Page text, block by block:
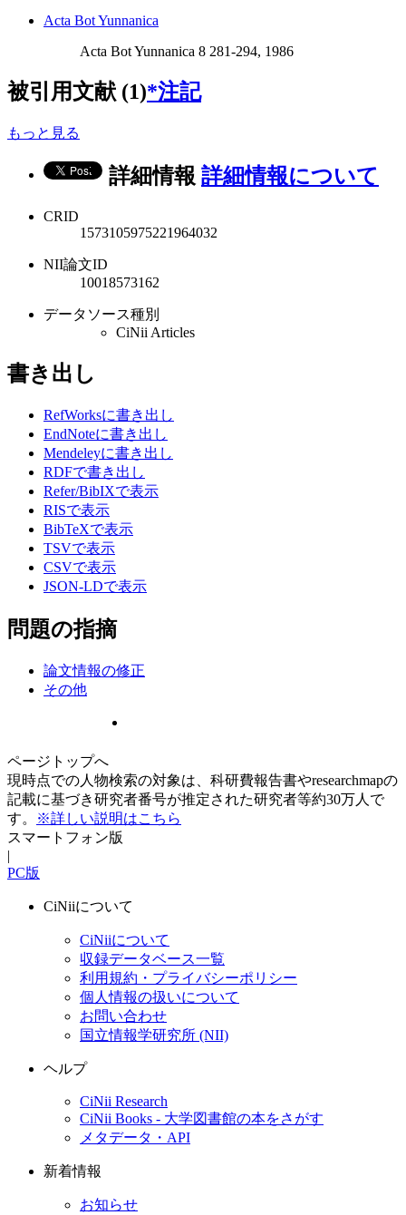
Acta Bot Yunnanica
Acta Bot Yunnanica 8 281-294, 1986
被引用文献 (1)*注記
もっと見る
詳細情報 詳細情報について
CRID
1573105975221964032
NII論文ID
10018573162
データソース種別
CiNii Articles
書き出し
RefWorksに書き出し
EndNoteに書き出し
Mendeleyに書き出し
RDFで書き出し
Refer/BibIXで表示
RISで表示
BibTeXで表示
TSVで表示
CSVで表示
JSON-LDで表示
問題の指摘
論文情報の修正
その他
ページトップへ
現時点での人物検索の対象は、科研費報告書やresearchmapの
記載に基づき研究者番号が推定された研究者等約30万人で
す。
※詳しい説明はこちら
スマートフォン版
|
PC版
CiNiiについて
CiNiiについて
収録データベース一覧
利用規約・プライバシーポリシー
個人情報の扱いについて
お問い合わせ
国立情報学研究所 (NII)
ヘルプ
CiNii Research
CiNii Books - 大学図書館の本をさがす
メタデータ・API
新着情報
お知らせ